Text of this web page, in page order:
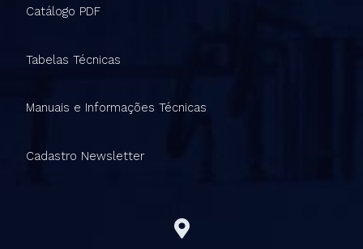
Catálogo PDF
Tabelas Técnicas
Manuais e Informações Técnicas
Cadastro Newsletter